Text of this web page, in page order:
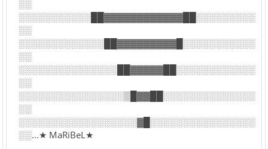
░░
░░░░░░░░░░░██▓▓▓▓▓▓▓▓▓▓▓▓██░░░░░░░░░
░░
░░░░░░░░░░░░░██▓▓▓▓▓▓▓▓▓█░░░░░░░░░░░
░░
░░░░░░░░░░░░░░░██▓▓▓▓▓██░░░░░░░░░░░░
░░
░░░░░░░░░░░░░░░░▒█▓▓██░░░░░░░░░░░░░░
░░
░░░░░░░░░░░░░░░░░░▓█░░░░░░░░░░░░░░░░
░░...★ MaRiBeL★